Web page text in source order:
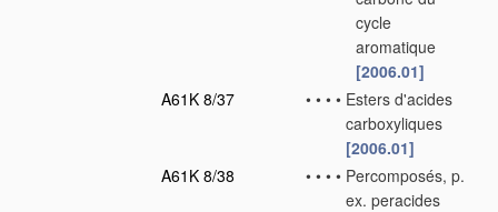
cycle
aromatique
[2006.01]
A61K 8/37
• • • • Esters d'acides
carboxyliques
[2006.01]
A61K 8/38
• • • • Percomposés, p.
ex. peracides